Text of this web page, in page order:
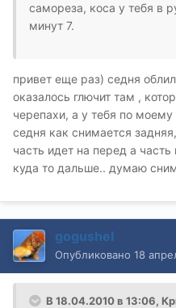
самореза, коса у тебя в
минут 7.
привет еще раз) седня
оказалось глючит там ,
черепахи, а у тебя по
седня как снимается
часть идет на перед а
куда то дальше.. думаю
gogushel
Опубликовано 18
В 18.04.2010 в 13:06,